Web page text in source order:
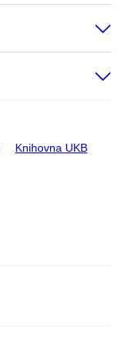
Knihovna UKB